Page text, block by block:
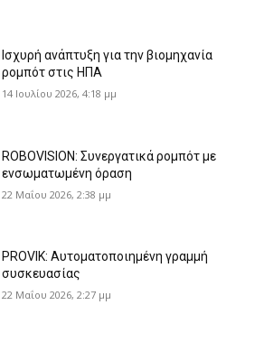
Ισχυρή ανάπτυξη για την βιομηχανία
ρομπότ στις ΗΠΑ
14 Ιουλίου 2026, 4:18 μμ
ROBOVISION: Συνεργατικά ρομπότ με
ενσωματωμένη όραση
22 Μαΐου 2026, 2:38 μμ
PROVIK: Αυτοματοποιημένη γραμμή
συσκευασίας
22 Μαΐου 2026, 2:27 μμ